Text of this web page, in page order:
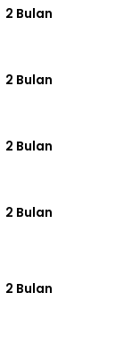
2 Bulan
2 Bulan
2 Bulan
2 Bulan
2 Bulan